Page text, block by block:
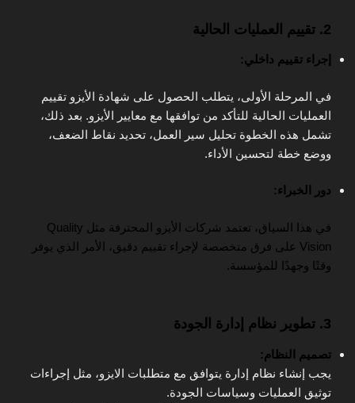
2. تقييم العمليات الحالية
إجراء تقييم داخلي:
في المرحلة الأولى، يتطلب الحصول على شهادة الأيزو تقييم
العمليات الحالية للتأكد من توافقها مع معايير الأيزو. بعد ذلك،
تشمل هذه الخطوة تحليل سير العمل، تحديد نقاط الضعف،
ووضع خطة لتحسين الأداء.
دور الخبراء:
في هذا السياق، تعتمد شركات الأيزو المحترفة مثل Quality
Vision على فرق متخصصة لإجراء تقييم دقيق، الأمر الذي يوفر
وقتًا وجهدًا للمؤسسة.
3. تطوير نظام إدارة الجودة
تصميم النظام:
يجب إنشاء نظام إدارة يتوافق مع متطلبات الايزو، مثل إجراءات
توثيق العمليات وسياسات الجودة.